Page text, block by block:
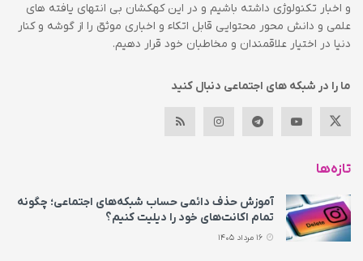
و اخبار تکنولوژی داشته باشیم و در این کهکشان بی انتهای یافته های
علمی و دانش محور محتوایی قابل اتکاء و اخباری موثق را از گوشه و کنار
دنیا در اختیار علاقمندان و مخاطبان خود قرار دهیم.
ما را در شبکه های اجتماعی دنبال کنید
تازه‌ها
آموزش حذف دائمی حساب شبکه‌های اجتماعی؛ چگونه
تمام اکانت‌های خود را دیلیت کنیم؟